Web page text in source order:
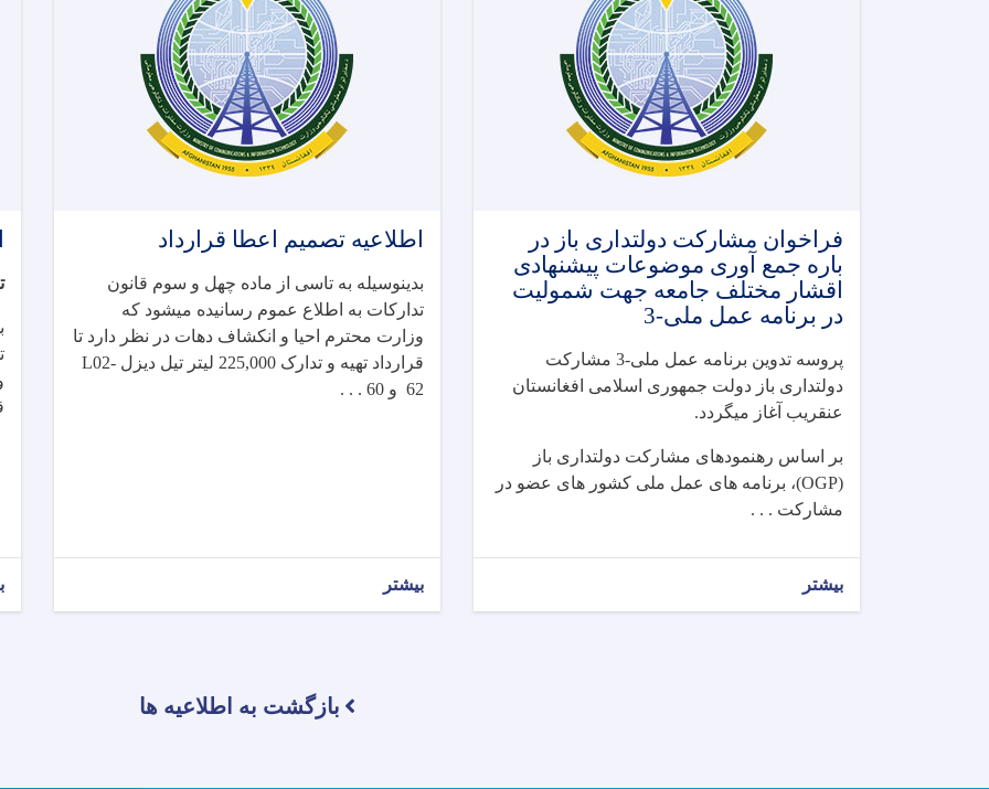
فراخوان مشارکت دولتداری باز در
باره جمع آوری موضوعات پیشنهادی
اقشار مختلف جامعه جهت شمولیت
در برنامه عمل ملی-3
پروسه تدوین برنامه عمل ملی-3 مشارکت
دولتداری باز دولت جمهوری اسلامی افغانستان
عنقریب آغاز میگردد.
بر اساس رهنمودهای مشارکت دولتداری باز
(OGP)، برنامه های عمل ملی کشور های عضو در
مشارکت . . .
بیشتر
اطلاعیه تصمیم اعطا قرارداد
بدینوسیله به تاسی از ماده چهل و سوم قانون
تدارکات به اطلاع عموم رسانیده میشود که
وزارت محترم احیا و انکشاف دهات در نظر دارد تا
قرارداد تهیه و تدارک 225,000 لیتر تیل دیزل
L02-
62 و 60 . . .
بیشتر
بازگشت به اطلاعیه ها